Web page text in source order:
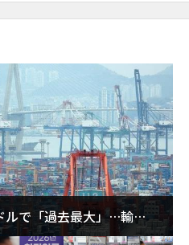
ルで「過去最大」…輸出